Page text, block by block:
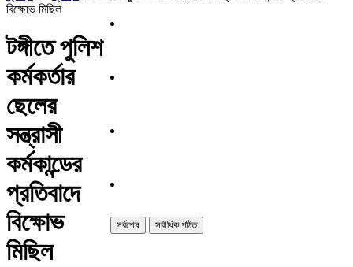
বিক্ষোভ মিছিল
টঙ্গীতে পুলিশ
কর্মকর্তার
ছেলের
সন্ত্রাসী
কর্মকান্ডের
প্রতিবাদে
বিক্ষোভ
মিছিল
সর্বশেষ সর্বাধিক পঠিত